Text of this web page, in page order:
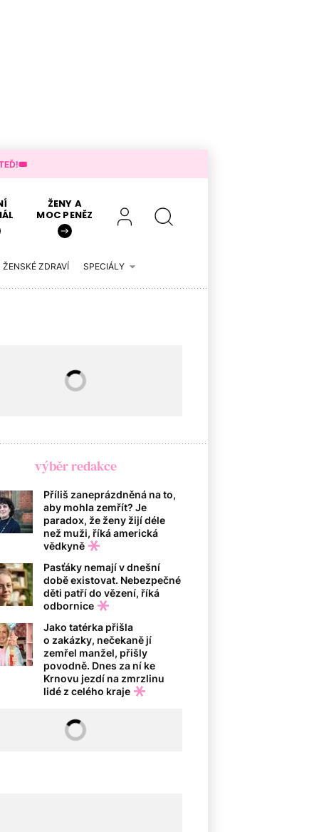
TEĎ!🎟️
ŽENY A
MOC PENĚZ
ŽENSKÉ ZDRAVÍ SPECIÁLY
výběr redakce
Příliš zaneprázdněná na to,
aby mohla zemřít? Je
paradox, že ženy žijí déle
než muži, říká americká
vědkyně
Pasťáky nemají v dnešní
době existovat. Nebezpečné
děti patří do vězení, říká
odbornice
Jako tatérka přišla
o zakázky, nečekaně jí
zemřel manžel, přišly
povodně. Dnes za ní ke
Krnovu jezdí na zmrzlinu
lidé z celého kraje